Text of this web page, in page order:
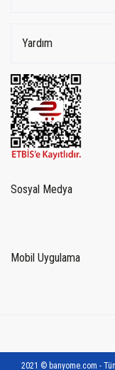
Yardım
Sosyal Medya
Mobil Uygulama
2021 © banyome.com -